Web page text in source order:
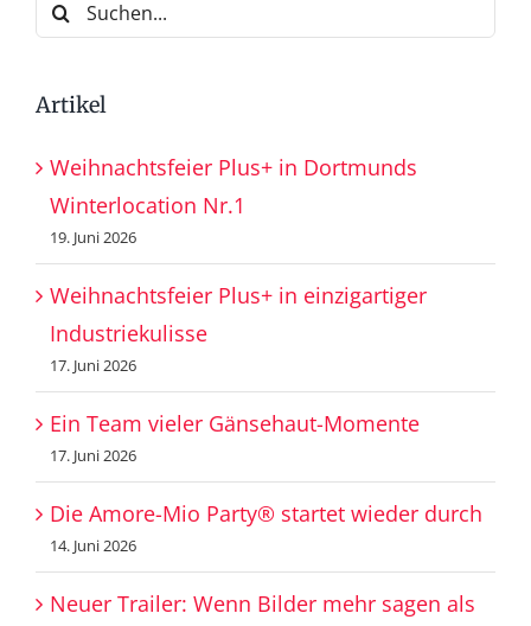
Suche
nach:
Artikel
Weihnachtsfeier Plus+ in Dortmunds
Winterlocation Nr.1
19. Juni 2026
Weihnachtsfeier Plus+ in einzigartiger
Industriekulisse
17. Juni 2026
Ein Team vieler Gänsehaut-Momente
17. Juni 2026
Die Amore-Mio Party® startet wieder durch
14. Juni 2026
Neuer Trailer: Wenn Bilder mehr sagen als